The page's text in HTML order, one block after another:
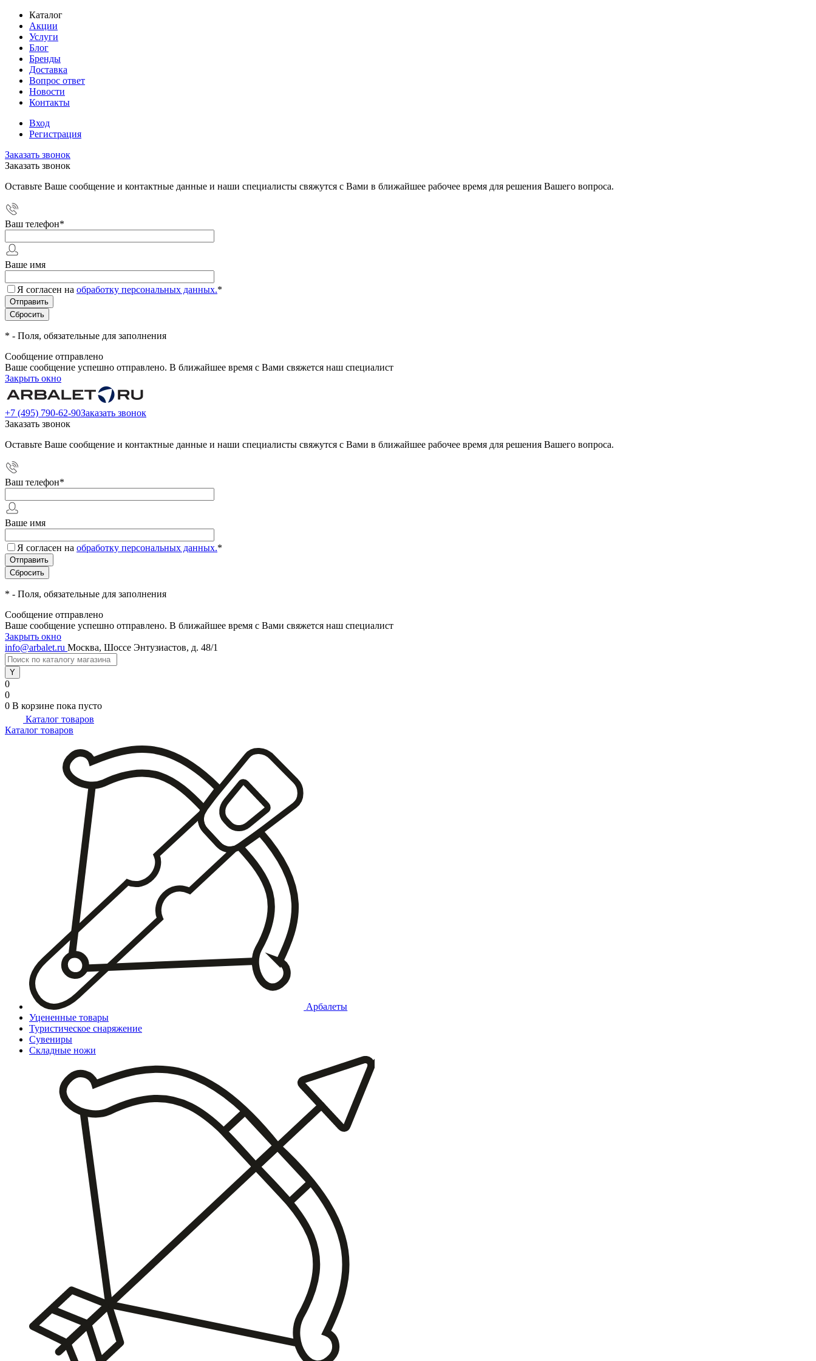
Каталог
Акции
Услуги
Блог
Бренды
Доставка
Вопрос ответ
Новости
Контакты
Вход
Регистрация
Заказать звонок
Заказать звонок
Оставьте Ваше сообщение и контактные данные и наши специалисты свяжутся с Вами в ближайшее рабочее время для решения Вашего вопроса.
Ваш телефон*
Ваше имя
Я согласен на обработку персональных данных.*
* - Поля, обязательные для заполнения
Сообщение отправлено
Ваше сообщение успешно отправлено. В ближайшее время с Вами свяжется наш специалист
Закрыть окно
+7 (495) 790-62-90Заказать звонок
Заказать звонок
Оставьте Ваше сообщение и контактные данные и наши специалисты свяжутся с Вами в ближайшее рабочее время для решения Вашего вопроса.
Ваш телефон*
Ваше имя
Я согласен на обработку персональных данных.*
* - Поля, обязательные для заполнения
Сообщение отправлено
Ваше сообщение успешно отправлено. В ближайшее время с Вами свяжется наш специалист
Закрыть окно
info@arbalet.ru Москва, Шоссе Энтузиастов, д. 48/1
0
0
0 В корзине пока пусто
Каталог товаров
Каталог товаров
Арбалеты
Уцененные товары
Туристическое снаряжение
Сувениры
Складные ножи